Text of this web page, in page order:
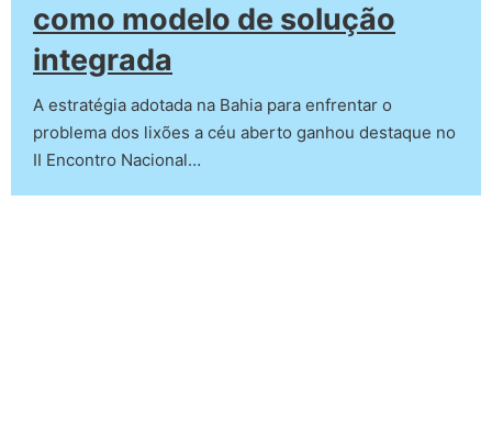
como modelo de solução
integrada
A estratégia adotada na Bahia para enfrentar o
problema dos lixões a céu aberto ganhou destaque no
II Encontro Nacional…